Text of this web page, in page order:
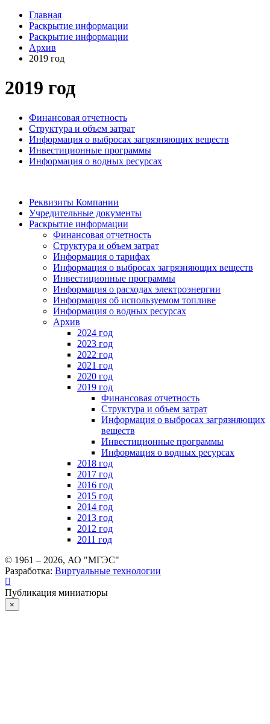
Главная
Раскрытие информации
Раскрытие информации
Архив
2019 год
2019 год
Финансовая отчетность
Структура и объем затрат
Информация о выбросах загрязняющих веществ
Инвестиционные программы
Информация о водных ресурсах
Реквизиты Компании
Учредительные документы
Раскрытие информации
Финансовая отчетность
Структура и объем затрат
Информация о тарифах
Информация о выбросах загрязняющих веществ
Инвестиционные программы
Информация о расходах электроэнергии
Информация об используемом топливе
Информация о водных ресурсах
Архив
2024 год
2023 год
2022 год
2021 год
2020 год
2019 год
Финансовая отчетность
Структура и объем затрат
Информация о выбросах загрязняющих
веществ
Инвестиционные программы
Информация о водных ресурсах
2018 год
2017 год
2016 год
2015 год
2014 год
2013 год
2012 год
2011 год
© 1961 – 2026, АО "МГЭС"
Разработка: Виртуальные технологии
Публикация миниатюры
×